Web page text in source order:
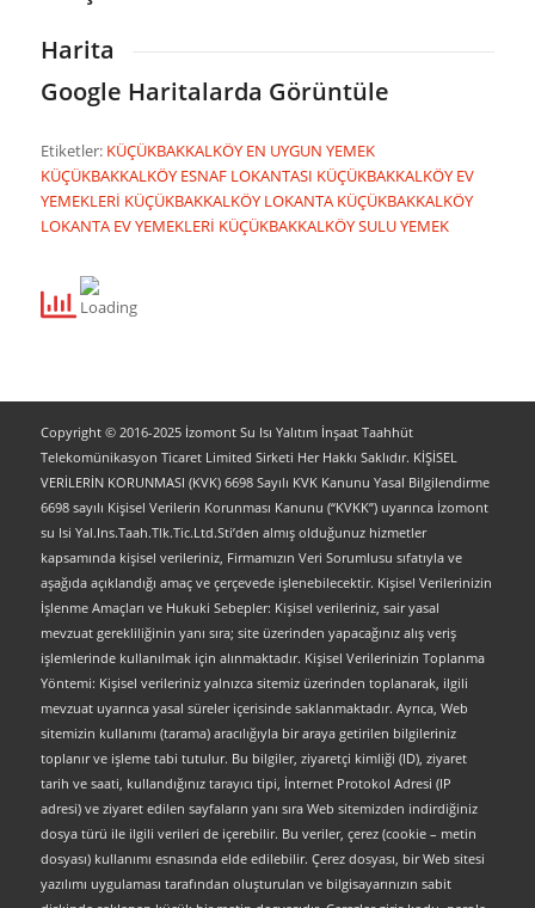
Harita
Google Haritalarda Görüntüle
Etiketler: KÜÇÜKBAKKALKÖY EN UYGUN YEMEK
KÜÇÜKBAKKALKÖY ESNAF LOKANTASI KÜÇÜKBAKKALKÖY EV
YEMEKLERİ KÜÇÜKBAKKALKÖY LOKANTA KÜÇÜKBAKKALKÖY
LOKANTA EV YEMEKLERİ KÜÇÜKBAKKALKÖY SULU YEMEK
Copyright © 2016-2025 İzomont Su Isı Yalıtım İnşaat Taahhüt
Telekomünikasyon Ticaret Limited Sirketi Her Hakkı Saklıdır. KİŞİSEL
VERİLERİN KORUNMASI (KVK) 6698 Sayılı KVK Kanunu Yasal Bilgilendirme
6698 sayılı Kişisel Verilerin Korunması Kanunu (“KVKK”) uyarınca İzomont
su Isi Yal.Ins.Taah.Tlk.Tic.Ltd.Sti’den almış olduğunuz hizmetler
kapsamında kişisel verileriniz, Firmamızın Veri Sorumlusu sıfatıyla ve
aşağıda açıklandığı amaç ve çerçevede işlenebilecektir. Kişisel Verilerinizin
İşlenme Amaçları ve Hukuki Sebepler: Kişisel verileriniz, sair yasal
mevzuat gerekliliğinin yanı sıra; site üzerinden yapacağınız alış veriş
işlemlerinde kullanılmak için alınmaktadır. Kişisel Verilerinizin Toplanma
Yöntemi: Kişisel verileriniz yalnızca sitemiz üzerinden toplanarak, ilgili
mevzuat uyarınca yasal süreler içerisinde saklanmaktadır. Ayrıca, Web
sitemizin kullanımı (tarama) aracılığıyla bir araya getirilen bilgileriniz
toplanır ve işleme tabi tutulur. Bu bilgiler, ziyaretçi kimliği (ID), ziyaret
tarih ve saati, kullandığınız tarayıcı tipi, İnternet Protokol Adresi (IP
adresi) ve ziyaret edilen sayfaların yanı sıra Web sitemizden indirdiğiniz
dosya türü ile ilgili verileri de içerebilir. Bu veriler, çerez (cookie – metin
dosyası) kullanımı esnasında elde edilebilir. Çerez dosyası, bir Web sitesi
yazılımı uygulaması tarafından oluşturulan ve bilgisayarınızın sabit